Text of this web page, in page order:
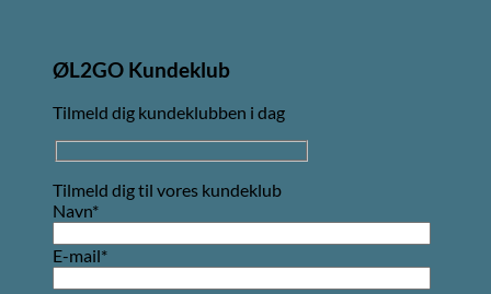
ØL2GO Kundeklub
Tilmeld dig kundeklubben i dag
Tilmeld dig til vores kundeklub
Navn*
E-mail*